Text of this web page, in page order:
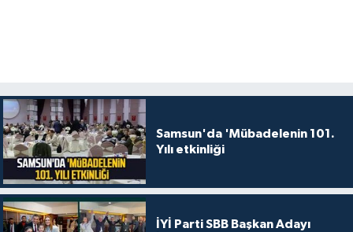
Samsun'da 'Mübadelenin 101.
Yılı etkinliği
İYİ Parti SBB Başkan Adayı